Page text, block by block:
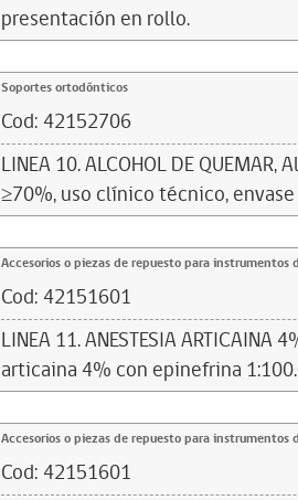
presentación en rollo.
Soportes ortodónticos
Cod: 42152706
LINEA 10. ALCOHOL DE
≥70%, uso clínico técnico,
Accesorios o piezas de repuesto para instrumentos
Cod: 42151601
LINEA 11. ANESTESIA
articaina 4% con epinefrina
Accesorios o piezas de repuesto para instrumentos
Cod: 42151601